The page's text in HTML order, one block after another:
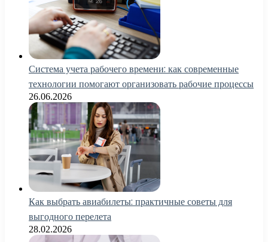
Система учета рабочего времени: как современные
технологии помогают организовать рабочие процессы
26.06.2026
Как выбрать авиабилеты: практичные советы для
выгодного перелета
28.02.2026